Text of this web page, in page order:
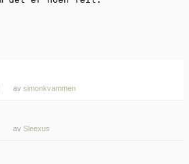
av simonkvammen
av Sleexus